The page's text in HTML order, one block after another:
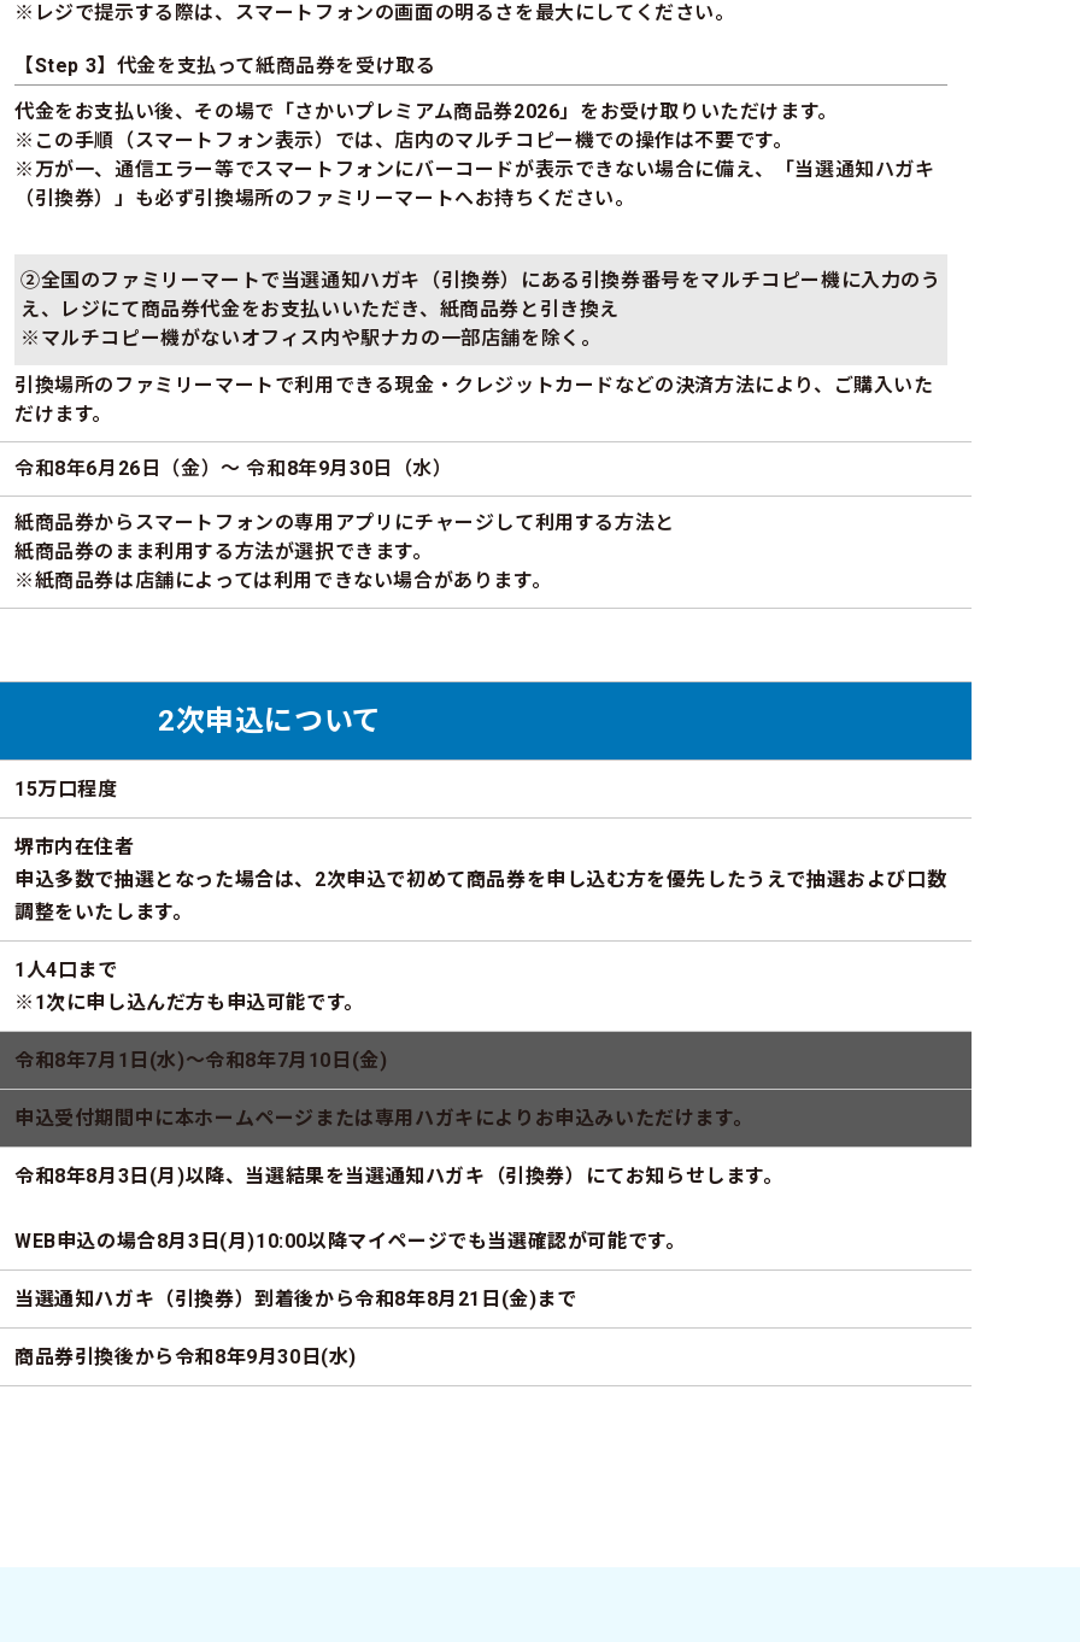
※レジで提示する際は、スマートフォンの画面の明るさを最大にしてください。
【Step 3】代金を支払って紙商品券を受け取る
代金をお支払い後、その場で「さかいプレミアム商品券2026」をお受け取りいただけます。
※この手順（スマートフォン表示）では、店内のマルチコピー機での操作は不要です。
※万が一、通信エラー等でスマートフォンにバーコードが表示できない場合に備え、「当選通知ハガキ
（引換券）」も必ず引換場所のファミリーマートへお持ちください。
②全国のファミリーマートで当選通知ハガキ（引換券）にある引換券番号をマルチコピー機に入力のう
え、レジにて商品券代金をお支払いいただき、紙商品券と引き換え
※マルチコピー機がないオフィス内や駅ナカの一部店舗を除く。
引換場所のファミリーマートで利用できる現金・クレジットカードなどの決済方法により、ご購入いた
だけます。
令和8年6月26日（金）～ 令和8年9月30日（水）
紙商品券からスマートフォンの専用アプリにチャージして利用する方法と
紙商品券のまま利用する方法が選択できます。
※紙商品券は店舗によっては利用できない場合があります。
2次申込について
15万口程度
堺市内在住者
申込多数で抽選となった場合は、2次申込で初めて商品券を申し込む方を優先したうえで抽選および口数
調整をいたします。
1人4口まで
※1次に申し込んだ方も申込可能です。
令和8年7月1日(水)〜令和8年7月10日(金)
申込受付期間中に本ホームページまたは専用ハガキによりお申込みいただけます。
令和8年8月3日(月)以降、当選結果を当選通知ハガキ（引換券）にてお知らせします。
WEB申込の場合8月3日(月)10:00以降マイページでも当選確認が可能です。
当選通知ハガキ（引換券）到着後から令和8年8月21日(金)まで
商品券引換後から令和8年9月30日(水)